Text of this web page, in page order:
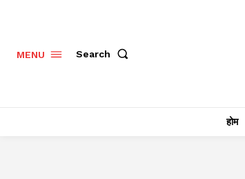
MENU Search
होम